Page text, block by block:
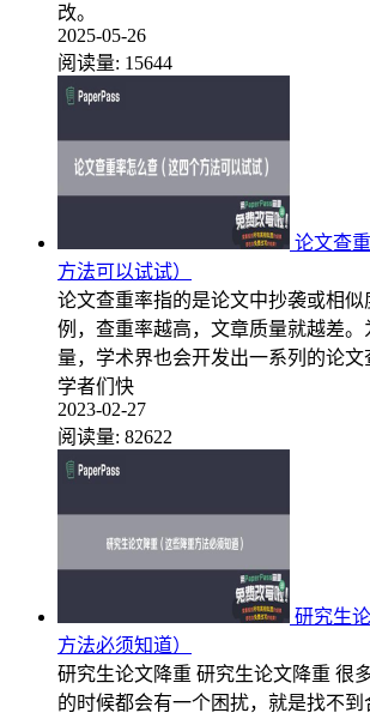
改。
2025-05-26
阅读量: 15644
论文查
方法可以试试）
论文查重率指的是论文中抄袭或相似
例，查重率越高，文章质量就越差
量，学术界也会开发出一系列的论
学者们快
2023-02-27
阅读量: 82622
研究生
方法必须知道）
研究生论文降重 研究生论文降重 很
的时候都会有一个困扰，就是找不到